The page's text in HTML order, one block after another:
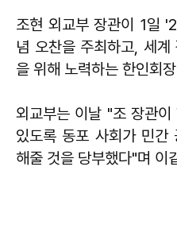
조현 외교부 장관이 1일
념 오찬을 주최하고, 세
을 위해 노력하는 한인회
외교부는 이날 "조 장관
있도록 동포 사회가 민간
해줄 것을 당부했다"며 이